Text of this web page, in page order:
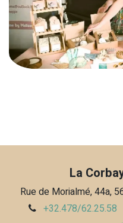
La
Rue de Morialmé, 44a,
+32.478/62.25.58